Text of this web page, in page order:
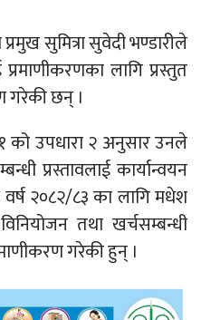
सुमित्रा सुवेदी भण्डारीले
लागि प्रस्तुत
गरेकी छन् ।
को उपधारा २ अनुसार उनले
प्रस्तावलाई कार्यान्वयन
२०८२/८३ का लागि मधेश
तथा खर्चसम्बन्धी
गरेकी हुन् ।